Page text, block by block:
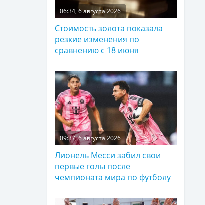
06:34, 6 августа 2026
Стоимость золота показала
резкие изменения по
сравнению с 18 июня
09:37, 6 августа 2026
Лионель Месси забил свои
первые голы после
чемпионата мира по футболу